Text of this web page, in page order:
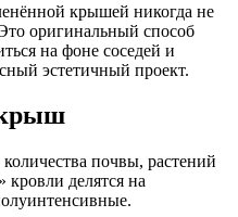
крышей никогда не
оригинальный способ
на фоне соседей и
эстетичный проект.
почвы, растений
делятся на